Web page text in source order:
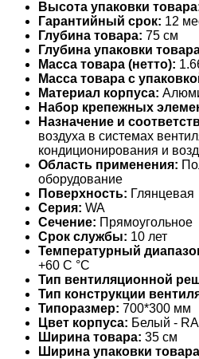
Высота упаковки
Гарантийный срок: 12
Глубина товара: 75 см
Глубина упаковки
Масса товара (нетто):
Масса товара с
Материал корпуса:
Набор крепежных
Назначение и
воздуха в системах
кондиционирования и
Область применения:
оборудование
Поверхность: Глянцевая
Серия: WA
Сечение: Прямоугольное
Срок службы: 10 лет
Температурный
+60 С °С
Тип вентиляционной
Тип конструкции
Типоразмер: 700*300 мм
Цвет корпуса: Белый -
Ширина товара: 35 см
Ширина упаковки